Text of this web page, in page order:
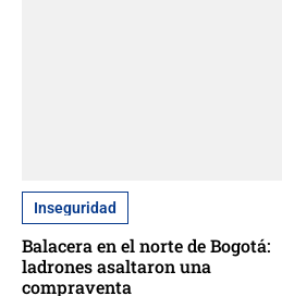
Inseguridad
Balacera en el norte de Bogotá:
ladrones asaltaron una
compraventa